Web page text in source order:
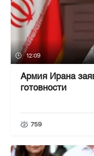
12:09
Армия Ирана
готовности
759